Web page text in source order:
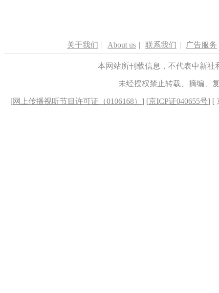
关于我们 | About us | 联系我们 | 广告服务
本网站所刊载信息，不代表中新
未经授权禁止转载、摘编、
[网上传播视听节目许可证（0106168） ] [京ICP证040655号] [